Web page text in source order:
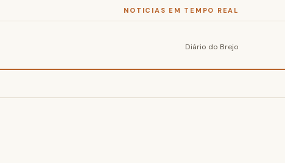
NOTICIAS EM TEMPO REAL
Diário do Brejo